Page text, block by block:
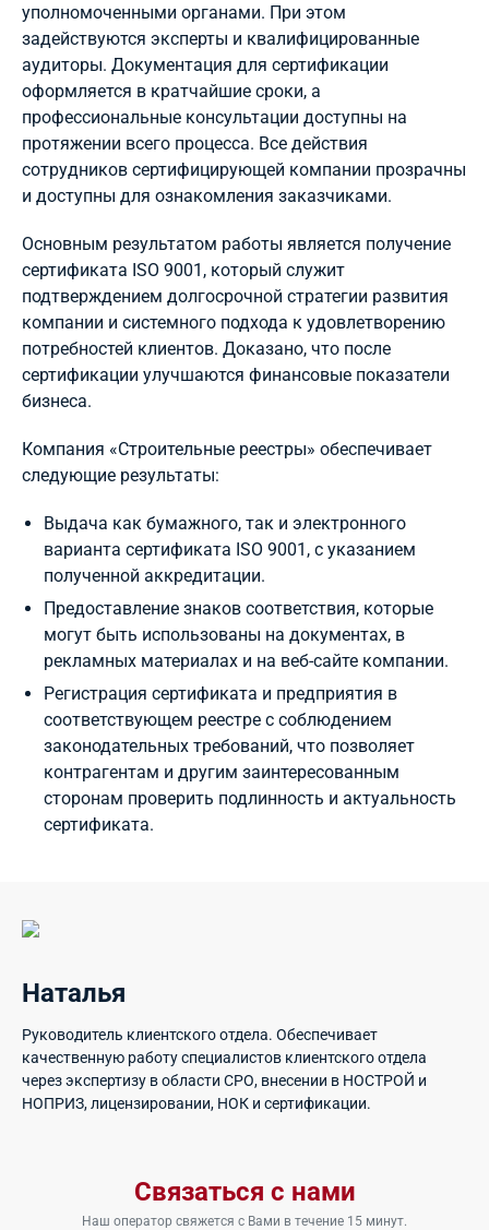
уполномоченными органами. При этом
задействуются эксперты и квалифицированные
аудиторы. Документация для сертификации
оформляется в кратчайшие сроки, а
профессиональные консультации доступны на
протяжении всего процесса. Все действия
сотрудников сертифицирующей компании прозрачны
и доступны для ознакомления заказчиками.
Основным результатом работы является получение
сертификата ISO 9001, который служит
подтверждением долгосрочной стратегии развития
компании и системного подхода к удовлетворению
потребностей клиентов. Доказано, что после
сертификации улучшаются финансовые показатели
бизнеса.
Компания «Строительные реестры» обеспечивает
следующие результаты:
Выдача как бумажного, так и электронного
варианта сертификата ISO 9001, с указанием
полученной аккредитации.
Предоставление знаков соответствия, которые
могут быть использованы на документах, в
рекламных материалах и на веб-сайте компании.
Регистрация сертификата и предприятия в
соответствующем реестре с соблюдением
законодательных требований, что позволяет
контрагентам и другим заинтересованным
сторонам проверить подлинность и актуальность
сертификата.
Наталья
Руководитель клиентского отдела. Обеспечивает
качественную работу специалистов клиентского отдела
через экспертизу в области СРО, внесении в НОСТРОЙ и
НОПРИЗ, лицензировании, НОК и сертификации.
Связаться с нами
Наш оператор свяжется с Вами в течение 15 минут.